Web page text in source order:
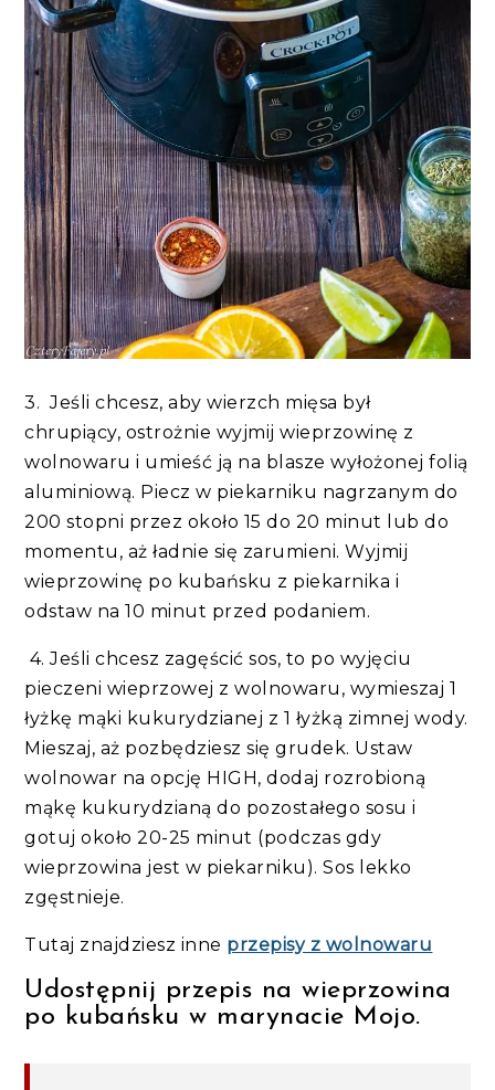
3. Jeśli chcesz, aby wierzch mięsa był
chrupiący, ostrożnie wyjmij wieprzowinę z
wolnowaru i umieść ją na blasze wyłożonej folią
aluminiową. Piecz w piekarniku nagrzanym do
200 stopni przez około 15 do 20 minut lub do
momentu, aż ładnie się zarumieni. Wyjmij
wieprzowinę po kubańsku z piekarnika i
odstaw na 10 minut przed podaniem.
4. Jeśli chcesz zagęścić sos, to po wyjęciu
pieczeni wieprzowej z wolnowaru, wymieszaj 1
łyżkę mąki kukurydzianej z 1 łyżką zimnej wody.
Mieszaj, aż pozbędziesz się grudek. Ustaw
wolnowar na opcję HIGH, dodaj rozrobioną
mąkę kukurydzianą do pozostałego sosu i
gotuj około 20-25 minut (podczas gdy
wieprzowina jest w piekarniku). Sos lekko
zgęstnieje.
Tutaj znajdziesz inne przepisy z wolnowaru
Udostępnij przepis na wieprzowina
po kubańsku w marynacie Mojo.